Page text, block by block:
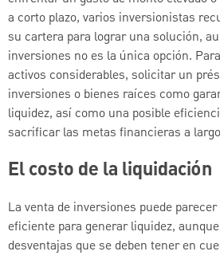
a corto plazo, varios inversionistas
su cartera para lograr una solución,
inversiones no es la única opción.
activos considerables, solicitar un
inversiones o bienes raíces como
liquidez, así como una posible
sacrificar las metas financieras a
El costo de la liquidación
La venta de inversiones puede
eficiente para generar liquidez,
desventajas que se deben tener en